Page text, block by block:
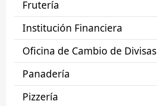
Frutería
Institución Financiera
Oficina de Cambio de Divisas
Panadería
Pizzería